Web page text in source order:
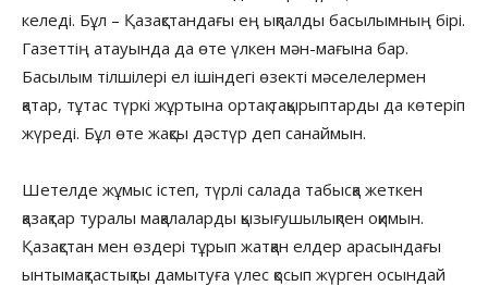
келеді. Бұл – Қазақстандағы ең ықпалды басылымның бірі.
Газеттің атауында да өте үлкен мән-мағына бар.
Басылым тілшілері ел ішіндегі өзекті мәселелермен
қатар, тұтас түркі жұртына ортақ тақырыптарды да көтеріп
жүреді. Бұл өте жақсы дәстүр деп санаймын.
Шетелде жұмыс істеп, түрлі салада табысқа жеткен
қазақтар туралы мақалаларды қызығушылықпен оқимын.
Қазақстан мен өздері тұрып жатқан елдер арасындағы
ынтымақтастықты дамытуға үлес қосып жүрген осындай